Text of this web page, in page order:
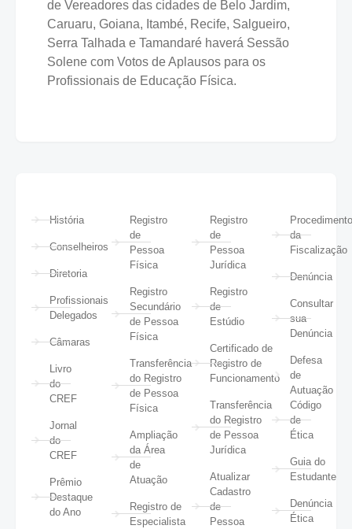
de Vereadores das cidades de Belo Jardim,
Caruaru, Goiana, Itambé, Recife, Salgueiro,
Serra Talhada e Tamandaré haverá Sessão
Solene com Votos de Aplausos para os
Profissionais de Educação Física.
História
Conselheiros
Diretoria
Profissionais
Delegados
Câmaras
Livro
do
CREF
Jornal
do
CREF
Prêmio
Destaque
do Ano
Registro
de
Pessoa
Física
Registro
Secundário
de Pessoa
Física
Transferência
do Registro
de Pessoa
Física
Ampliação
da Área
de
Atuação
Registro de
Especialista
Registro
de
Pessoa
Jurídica
Registro
de
Estúdio
Certificado de
Registro de
Funcionamento
Transferência
do Registro
de Pessoa
Jurídica
Atualizar
Cadastro
de
Pessoa
da
Fiscalização
Denúncia
Consultar
sua
Denúncia
Defesa
de
Autuação
Código
de
Ética
Guia do
Estudante
Denúncia
Ética